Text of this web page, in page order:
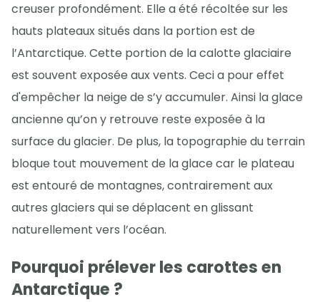
creuser profondément. Elle a été récoltée sur les
hauts plateaux situés dans la portion est de
l’Antarctique. Cette portion de la calotte glaciaire
est souvent exposée aux vents. Ceci a pour effet
d'empêcher la neige de s’y accumuler. Ainsi la glace
ancienne qu’on y retrouve reste exposée à la
surface du glacier. De plus, la topographie du terrain
bloque tout mouvement de la glace car le plateau
est entouré de montagnes, contrairement aux
autres glaciers qui se déplacent en glissant
naturellement vers l’océan.
Pourquoi prélever les carottes en
Antarctique ?